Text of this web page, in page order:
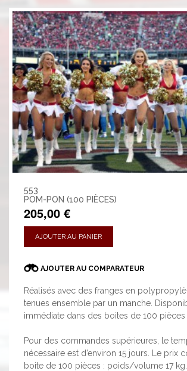
553
POM-PON (100 PIÈCES)
205,00 €
AJOUTER AU PANIER
AJOUTER AU COMPARATEUR
Réalisés avec des franges en
tenues ensemble par un manche.
immédiate dans des boites de 100 pièces
Pour des commandes supérieures, le
nécessaire est d’environ 15 jours. Le prix
boite de 100 pièces : poids/volume 17 kg.